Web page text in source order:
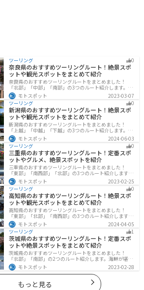
とができます。また、五色園は、色鮮やかな五色の岩が
連なる景勝地で、自然の造形美を堪能できます。 道の駅
マチテラス日進は、日進市の魅力を満喫できるスポット
です。ぜひ一度訪れてみてください。
ツーリング 0
奈良県のおすすめツーリングルート！絶景スポ
ットや観光スポットをまとめて紹介
奈良県のおすすめツーリングルートをまとめました！
「北部」「中部」「南部」の3つのルート紹介します。歴
史のある神社寺院が多数あり、自然豊かや山々、グルメ
を満喫するツーリングができます。バイクで奈良県にツ
ーリングに行く際は参考にしてください。
モトスポット
2023-03-07
ツーリング
0
新潟県のおすすめツーリングルート！絶景スポ
ットや観光スポットをまとめて紹介
新潟県のおすすめツーリングルートをまとめました！
「上越」「中越」「下越」の3つのルート紹介します。自
然豊かな山と海、グルメも充実しており、自然を満喫す
るツーリングができます。バイクで新潟県にツーリング
に行く際は参考にしてください。
モトスポット
2024-06-03
ツーリング
0
三重県のおすすめツーリングルート！定番スポ
ットやグルメ、絶景スポットを紹介
三重県のおすすめツーリングルートをまとめました！
「東部」「南西部」「北部」の3つのルート紹介します。
標高の高いスカイラインからリアス式海岸まであるの
で、飽きることなくツーリングを堪能できます。バイク
で三重県にツーリングに行く際は参考にしてください。
モトスポット
2023-02-25
ツーリング
0
高知県のおすすめツーリングルート！絶景スポ
ットや観光スポットをまとめて紹介
高知県のおすすめツーリングルートをまとめました！
「東部」「北部」「南西部」の3つのルート紹介します。
山と海どちらも楽しめるスポットが多数あり、様々な楽
しみ方ができます。バイクで高知県にツーリングに行く
際は参考にしてください。
モトスポット
2024-04-05
ツーリング
1
茨城県のおすすめツーリングルート！定番スポ
ットや絶景スポットをまとめて紹介
茨城県のおすすめツーリングルートをまとめました！
「北部」「南部」の2つのルート紹介します。海鮮が堪能
できる港や梅の景勝地、自然豊かな山々があるのでツー
リングにもってこいです。バイクで茨城県にツーリング
に行く際は参考にしてください。
モトスポット 2023-02-28
もっと見る